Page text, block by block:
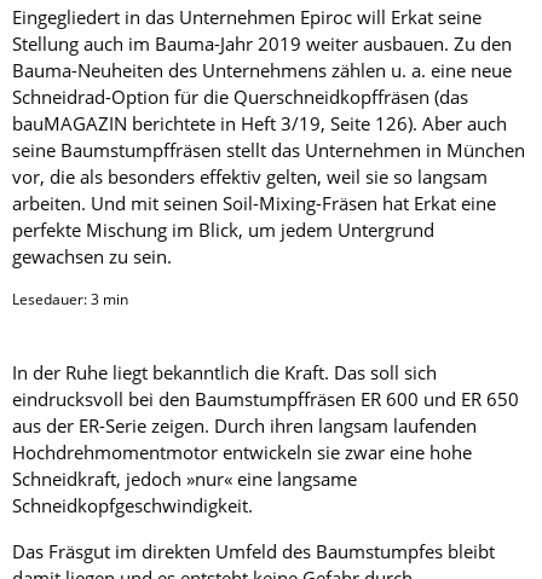
Eingegliedert in das Unternehmen Epiroc will Erkat seine
Stellung auch im Bauma-Jahr 2019 weiter ausbauen. Zu den
Bauma-Neuheiten des Unternehmens zählen u. a. eine neue
Schneidrad-Option für die ­Querschneidkopffräsen (das
bauMAGAZIN berichtete in Heft 3/19, Seite 126). Aber auch
seine Baumstumpffräsen stellt das Unternehmen in München
vor, die als besonders effektiv gelten, weil sie so langsam
arbeiten. Und mit seinen Soil-Mixing-Fräsen hat Erkat eine
perfekte Mischung im Blick, um jedem Untergrund
gewachsen zu sein.
Lesedauer:3 min
In der Ruhe liegt bekanntlich die Kraft. Das soll sich
eindrucksvoll bei den Baumstumpffräsen ER 600 und ER 650
aus der ER-Serie zeigen. Durch ihren langsam laufenden
Hochdrehmomentmotor entwickeln sie zwar eine hohe
Schneidkraft, jedoch »nur« eine langsame
Schneidkopfgeschwindigkeit.
Das Fräsgut im direkten Umfeld des Baumstumpfes bleibt